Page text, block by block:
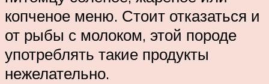
копченое меню. Стоит отказаться и
от рыбы с молоком, этой породе
употреблять такие продукты
нежелательно.